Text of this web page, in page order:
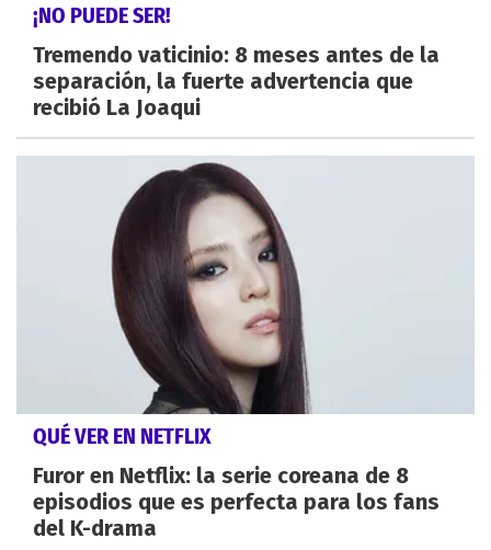
¡NO PUEDE SER!
Tremendo vaticinio: 8 meses antes de la
separación, la fuerte advertencia que
recibió La Joaqui
QUÉ VER EN NETFLIX
Furor en Netflix: la serie coreana de 8
episodios que es perfecta para los fans
del K-drama